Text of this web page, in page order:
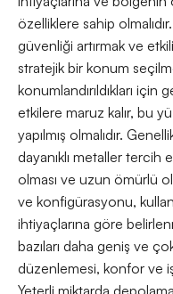
özelliklere sahip
güvenliği artırmak ve
stratejik bir konum
konumlandırıldıkları için
etkilere maruz kalır, bu
yapılmış olmalıdır.
dayanıklı metaller tercih
olması ve uzun ömürlü
ve konfigürasyonu,
ihtiyaçlarına göre
bazıları daha geniş ve
düzenlemesi, konfor ve